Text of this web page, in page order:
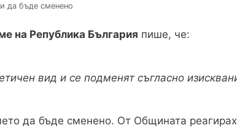
да бъде сменено
на Република България пише, че:
вид и се подменят съгласно
да бъде сменено. От Общината